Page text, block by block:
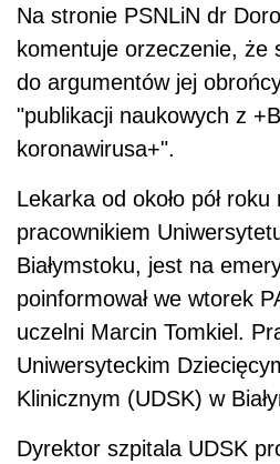
Na stronie PSNLiN dr
komentuje orzeczenie, że
do argumentów jej
"publikacji naukowych z
koronawirusa+".
Lekarka od około pół
pracownikiem
Białymstoku, jest na
poinformował we wtorek
uczelni Marcin Tomkiel.
Uniwersyteckim
Klinicznym (UDSK) w
Dyrektor szpitala UDSK